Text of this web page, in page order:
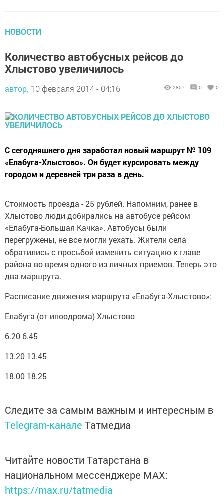
НОВОСТИ
Количество автобусных рейсов до
Хлыстово увеличилось
автор, 10 февраля 2014 - 04:16 2857 0 0
С сегодняшнего дня заработал новый маршрут № 109
«Елабуга-Хлыстово». Он будет курсировать между
городом и деревней три раза в день.
Стоимость проезда - 25 рублей. Напомним, ранее в
Хлыстово люди добирались на автобусе рейсом
«Елабуга-Большая Качка». Автобусы были
перегружены, не все могли уехать. Жители села
обратились с просьбой изменить ситуацию к главе
района во время одного из личных приемов. Теперь это
два маршрута.
Расписание движения маршрута «Елабуга-Хлыстово»:
Елабуга (от ипоодрома) Хлыстово
6.20 6.45
13.20 13.45
18.00 18.25
Следите за самым важным и интересным в
Telegram-канале Татмедиа
Читайте новости Татарстана в
национальном мессенджере MАХ:
https://max.ru/tatmedia